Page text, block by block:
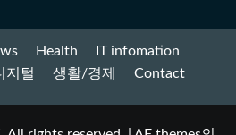
Health
IT infomation
지털 생활/경제 Contact